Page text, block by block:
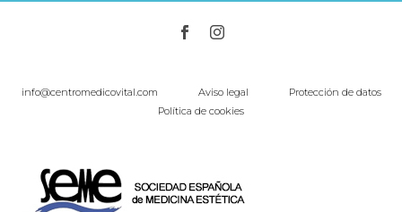
info@centromedicovital.com Aviso legal
Protección de datos
Política de cookies